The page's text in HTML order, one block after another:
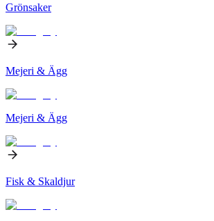
Grönsaker
Mejeri & Ägg
Mejeri & Ägg
Fisk & Skaldjur